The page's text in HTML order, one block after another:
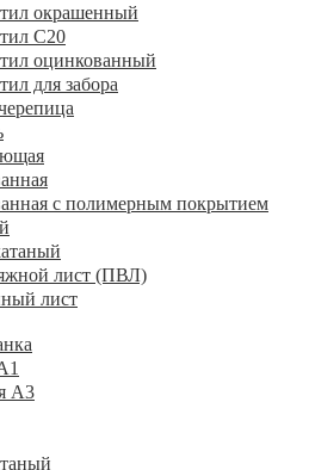
окрашенный
С20
оцинкованный
для забора
с полимерным покрытием
лист (ПВЛ)
лист
А3